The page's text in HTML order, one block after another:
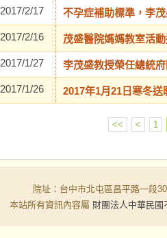
2017/2/17 不孕症補助標準，李
2017/2/16 茂盛醫院媽媽教室活
2017/1/27 李茂盛教授榮任總統
2017/1/26 2017年1月21日寒冬送
<< < 1
院址：台中市北屯區昌平路一
本站所有資訊內容屬 財團法人中華民國